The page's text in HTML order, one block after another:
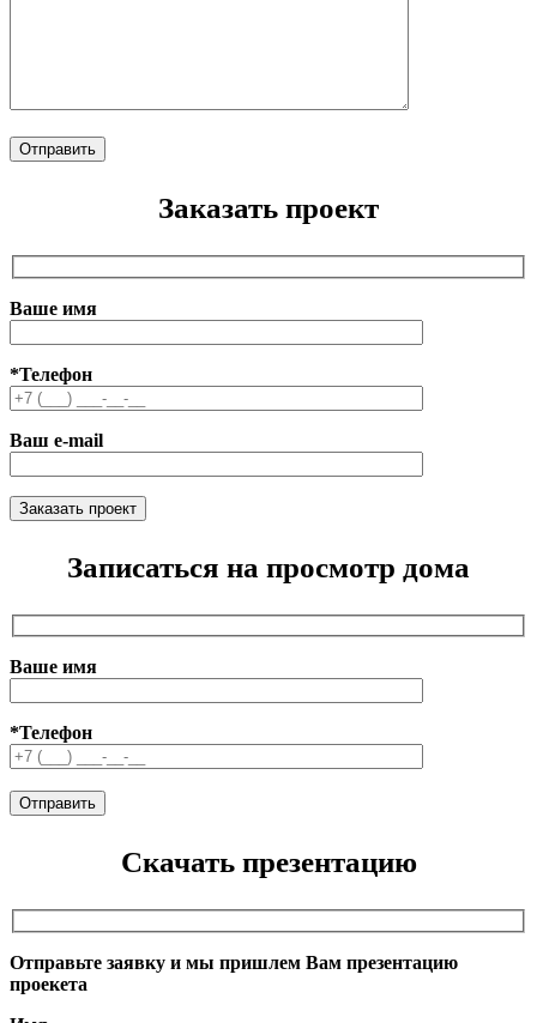
Заказать проект
Ваше имя
*Телефон
Ваш e-mail
Записаться на просмотр дома
Ваше имя
*Телефон
Скачать презентацию
Отправьте заявку и мы пришлем Вам презентацию
проекета